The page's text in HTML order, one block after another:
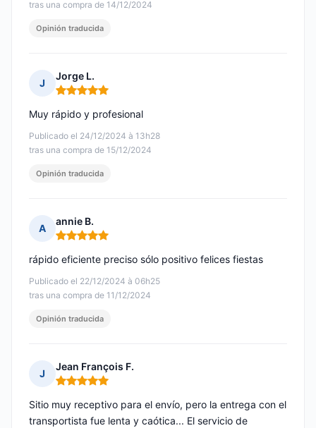
tras una compra de 14/12/2024
Opinión traducida
J
Jorge L.
Nota: 5 de 5
Publicado el 24/12/2024 à 13h28
tras una compra de 15/12/2024
Muy rápido y profesional
Opinión traducida
A
annie B.
Nota: 5 de 5
Publicado el 22/12/2024 à 06h25
tras una compra de 11/12/2024
rápido eficiente preciso sólo positivo felices fiestas
Opinión traducida
J
Jean François F.
Nota: 5 de 5
Sitio muy receptivo para el envío, pero la entrega con el
transportista fue lenta y caótica... El servicio de